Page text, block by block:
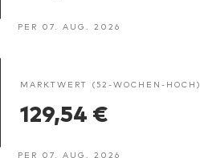
PER 07. AUG. 2026
MARKTWERT (52-WOCHEN-HOCH)
129,54 €
PER 07. AUG. 2026